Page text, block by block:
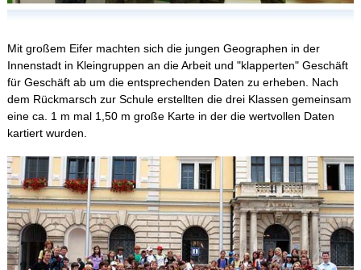
Datenschutzerklärung
Sitemap
Mit großem Eifer machten sich die jungen Geographen in der
Innenstadt in Kleingruppen an die Arbeit und "klapperten" Geschäft
für Geschäft ab um die entsprechenden Daten zu erheben. Nach
dem Rückmarsch zur Schule erstellten die drei Klassen gemeinsam
eine ca. 1 m mal 1,50 m große Karte in der die wertvollen Daten
kartiert wurden.